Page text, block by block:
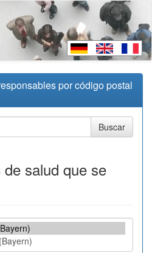
por código postal
salud que se